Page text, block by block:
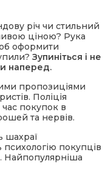
річ чи стильний
ціною? Рука
оформити
Зупиніться і не
наперед.
пропозиціями
Поліція
час покупок в
та нервів.
шахраї
покупців
Найпопулярніша